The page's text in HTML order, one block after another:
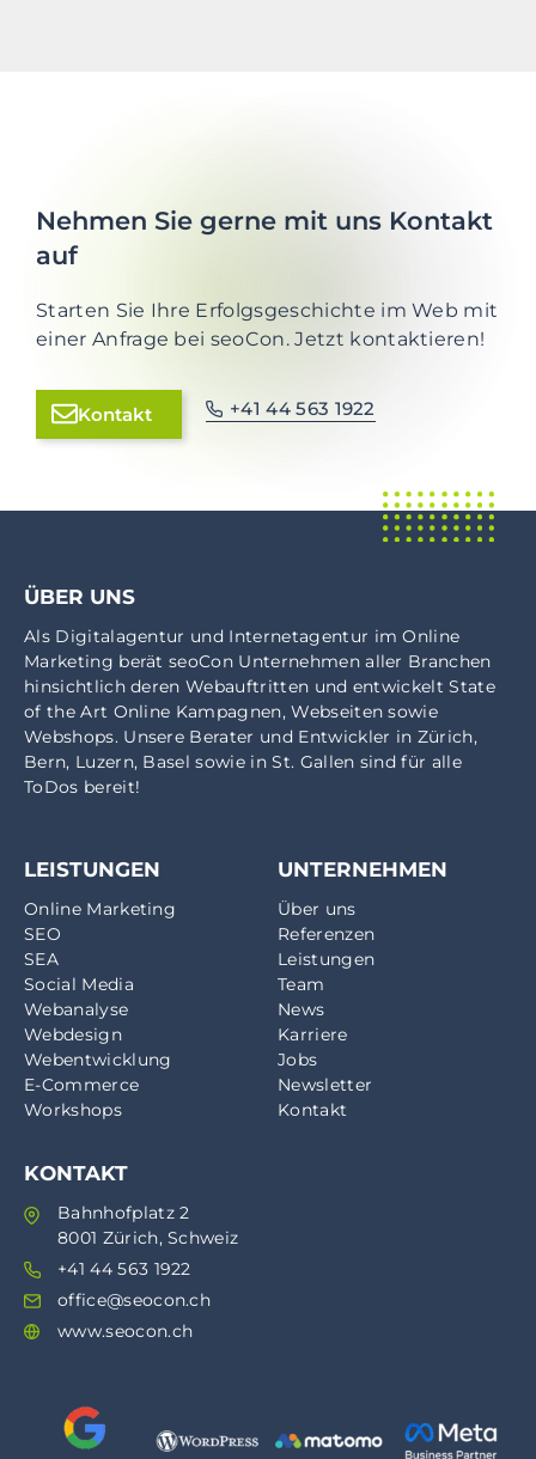
Nehmen Sie gerne mit uns Kontakt
auf
Starten Sie Ihre Erfolgsgeschichte im Web mit
einer Anfrage bei seoCon. Jetzt kontaktieren!
Kontakt +41 44 563 1922
ÜBER UNS
Als Digitalagentur und Internetagentur imOnline
Marketing berät seoCon Unternehmen aller Branchen
hinsichtlich deren Webauftritten und entwickelt State
of the Art Online Kampagnen, Webseiten sowie
Webshops. Unsere Berater und Entwickler in Zürich,
Bern, Luzern, Basel sowie inSt. Gallen sind für alle
ToDos bereit!
LEISTUNGEN
Online Marketing
SEO
SEA
Social Media
Webanalyse
Webdesign
Webentwicklung
E-Commerce
Workshops
UNTERNEHMEN
Über uns
Referenzen
Leistungen
Team
News
Karriere
Jobs
Newsletter
Kontakt
KONTAKT
Bahnhofplatz 2
8001 Zürich, Schweiz
+41 44 563 1922
office@seocon.ch
www.seocon.ch